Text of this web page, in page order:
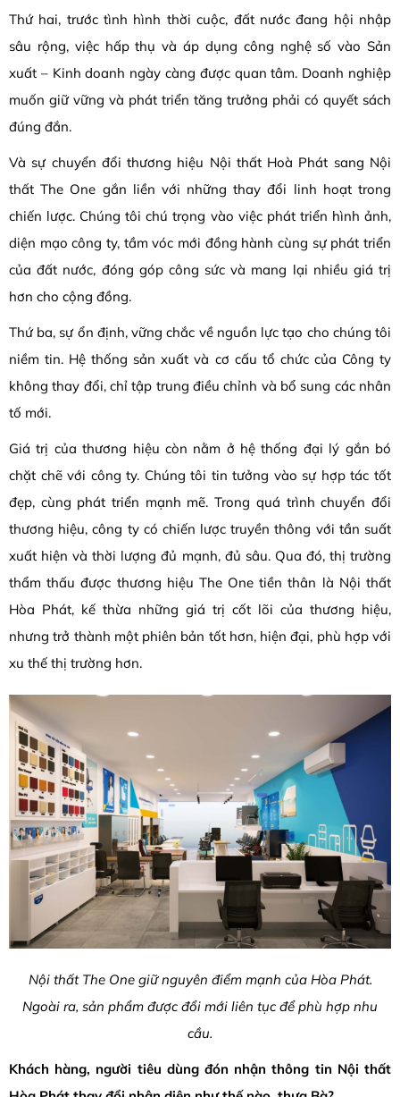
Thứ hai, trước tình hình thời cuộc, đất nước đang hội nhập
sâu rộng, việc hấp thụ và áp dụng công nghệ số vào Sản
xuất – Kinh doanh ngày càng được quan tâm. Doanh nghiệp
muốn giữ vững và phát triển tăng trưởng phải có quyết sách
đúng đắn.
Và sự chuyển đổi thương hiệu Nội thất Hoà Phát sang Nội
thất The One gắn liền với những thay đổi linh hoạt trong
chiến lược. Chúng tôi chú trọng vào việc phát triển hình ảnh,
diện mạo công ty, tầm vóc mới đồng hành cùng sự phát triển
của đất nước, đóng góp công sức và mang lại nhiều giá trị
hơn cho cộng đồng.
Thứ ba, sự ổn định, vững chắc về nguồn lực tạo cho chúng tôi
niềm tin. Hệ thống sản xuất và cơ cấu tổ chức của Công ty
không thay đổi, chỉ tập trung điều chỉnh và bổ sung các nhân
tố mới.
Giá trị của thương hiệu còn nằm ở hệ thống đại lý gắn bó
chặt chẽ với công ty. Chúng tôi tin tưởng vào sự hợp tác tốt
đẹp, cùng phát triển mạnh mẽ. Trong quá trình chuyển đổi
thương hiệu, công ty có chiến lược truyền thông với tần suất
xuất hiện và thời lượng đủ mạnh, đủ sâu. Qua đó, thị trường
thẩm thấu được thương hiệu The One tiền thân là Nội thất
Hòa Phát, kế thừa những giá trị cốt lõi của thương hiệu,
nhưng trở thành một phiên bản tốt hơn, hiện đại, phù hợp với
xu thế thị trường hơn.
Nội thất The One giữ nguyên điểm mạnh của Hòa Phát.
Ngoài ra, sản phẩm được đổi mới liên tục để phù hợp nhu
cầu.
Khách hàng, người tiêu dùng đón nhận thông tin Nội thất